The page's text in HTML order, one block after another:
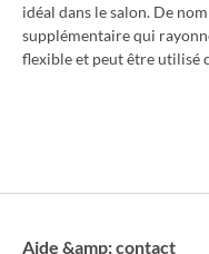
idéal dans le salon. De
supplémentaire qui
flexible et peut être utilisé
Aide &amp; contact